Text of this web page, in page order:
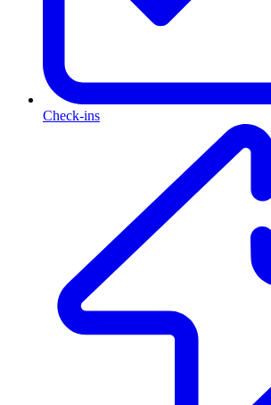
Check-ins